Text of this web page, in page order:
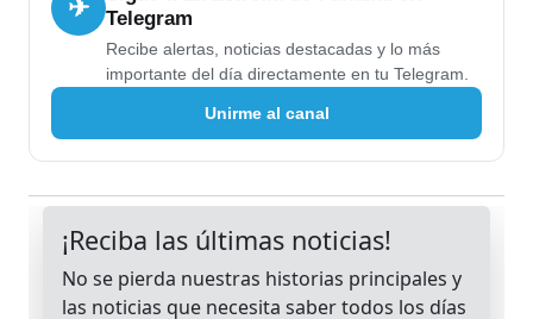
✈
Telegram
Recibe alertas, noticias destacadas y lo más
importante del día directamente en tu Telegram.
Unirme al canal